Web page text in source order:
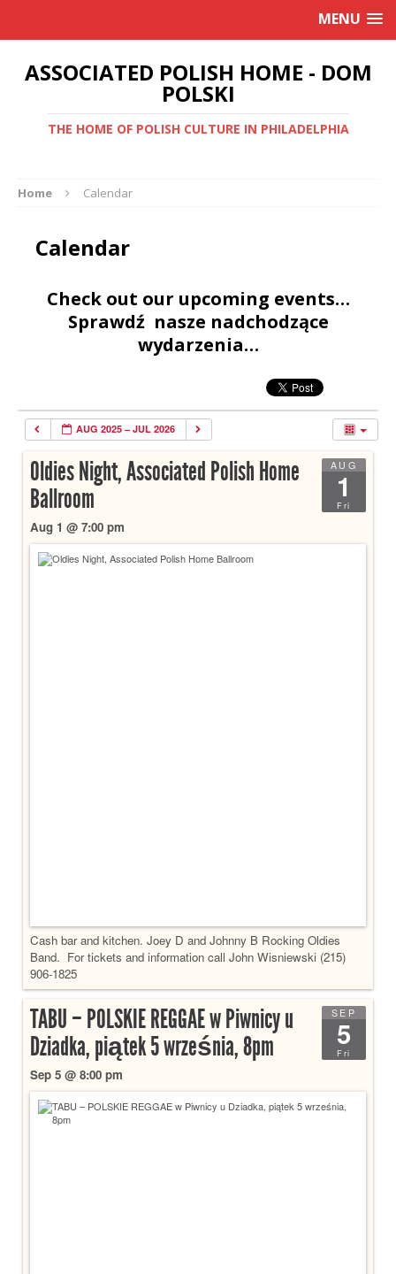
MENU
ASSOCIATED POLISH HOME - DOM
POLSKI
THE HOME OF POLISH CULTURE IN PHILADELPHIA
Home Calendar
Calendar
Check out our upcoming events…
Sprawdź nasze nadchodzące
wydarzenia…
AUG 2025 – JUL 2026
AUG
1
Fri
Oldies Night, Associated Polish Home
Ballroom
Aug 1 @ 7:00 pm
Cash bar and kitchen. Joey D and Johnny B Rocking Oldies
Band. For tickets and information call John Wisniewski (215)
906-1825
SEP
5
Fri
TABU – POLSKIE REGGAE w Piwnicy u
Dziadka, piątek 5 września, 8pm
Sep 5 @ 8:00 pm